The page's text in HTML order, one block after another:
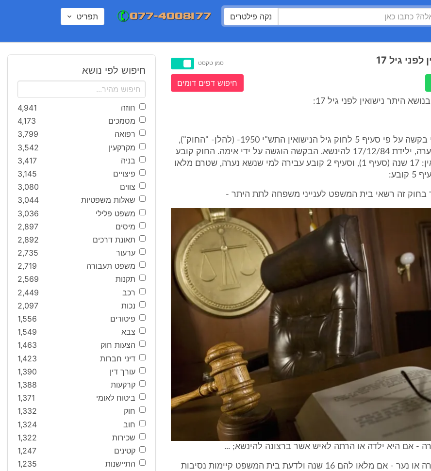
נקה פילטרים תפריט
גיל 17 סמן טקסט
חיפוש דפים דומים
היתר נישואין לפני גיל 17:
1. מונחת בפני בקשה על פי סעיף 5 לחוק גיל הנישואין התש"י 1950- (להלן- "החוק"),
למתן היתר לנערה, ילידת 17/12/84 להינשא. הבקשה הוגשה על ידי אימה. החוק קובע
את גיל הנישואין: 17 שנה (סעיף 1), וסעיף 2 קובע עבירה למי שנשא נערה, שטרם מלאו
בחוק זה רשאי בית המשפט לענייני משפחה לתת היתר -
(2) לנישואי נערה או נער - אם מלאו להם 16 שנה ולדעת בית המשפט קיימות נסיבות
חיפוש לפי נושא
חוזה
4,941
מסמכים
4,173
רפואה
3,799
מקרקעין
3,542
בניה
3,417
פיצויים
3,145
צווים
3,080
שאלות משפטיות
3,044
משפט פלילי
3,036
מיסים
2,897
תאונת דרכים
2,892
ערעור
2,735
משפט תעבורה
2,719
תקנות
2,569
רכב
2,449
נכות
2,097
פיטורים
1,556
צבא
1,549
הצעות חוק
1,463
דיני חברות
1,423
עורך דין
1,390
קרקעות
1,388
ביטוח לאומי
1,371
חוק
1,332
חוב
1,324
שכירות
1,322
קטינים
1,247
התיישנות
1,235